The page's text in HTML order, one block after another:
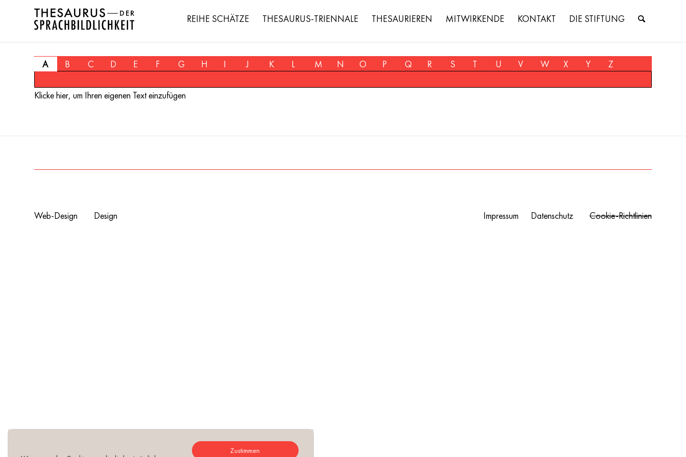
REIHE SCHÄTZE THESAURUS-TRIENNALE THESAURIEREN MITWIRKENDE KONTAKT DIE STIFTUNG
A B C D E F G H I J K L M N O P Q R S T U V W X Y Z
Klicke hier, um Ihren eigenen Text einzufügen
Web-Design Design Impressum Datenschutz Cookie-Richtlinien
Zustimmen